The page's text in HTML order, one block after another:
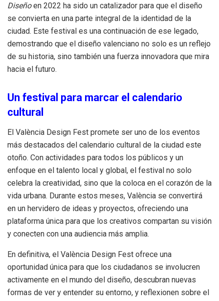
Diseñoen 2022 ha sido un catalizador para que el diseño
se convierta en una parte integral de la identidad de la
ciudad. Este festival es una continuación de ese legado,
demostrando que el diseño valenciano no solo es un reflejo
de su historia, sino también una fuerza innovadora que mira
hacia el futuro.
Un festival para marcar el calendario
cultural
El València Design Fest promete ser uno de los eventos
más destacados del calendario cultural de la ciudad este
otoño. Con actividades para todos los públicos y un
enfoque en el talento local y global, el festival no solo
celebra la creatividad, sino que la coloca en el corazón de la
vida urbana. Durante estos meses, València se convertirá
en un hervidero de ideas y proyectos, ofreciendo una
plataforma única para que los creativos compartan su visión
y conecten con una audiencia más amplia.
En definitiva, el València Design Fest ofrece una
oportunidad única para que los ciudadanos se involucren
activamente en el mundo del diseño, descubran nuevas
formas de ver y entender su entorno, y reflexionen sobre el